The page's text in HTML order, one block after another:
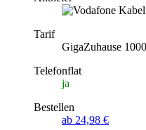
Tarif
GigaZuhause
Telefonflat
ja
Bestellen
ab 24,98 €